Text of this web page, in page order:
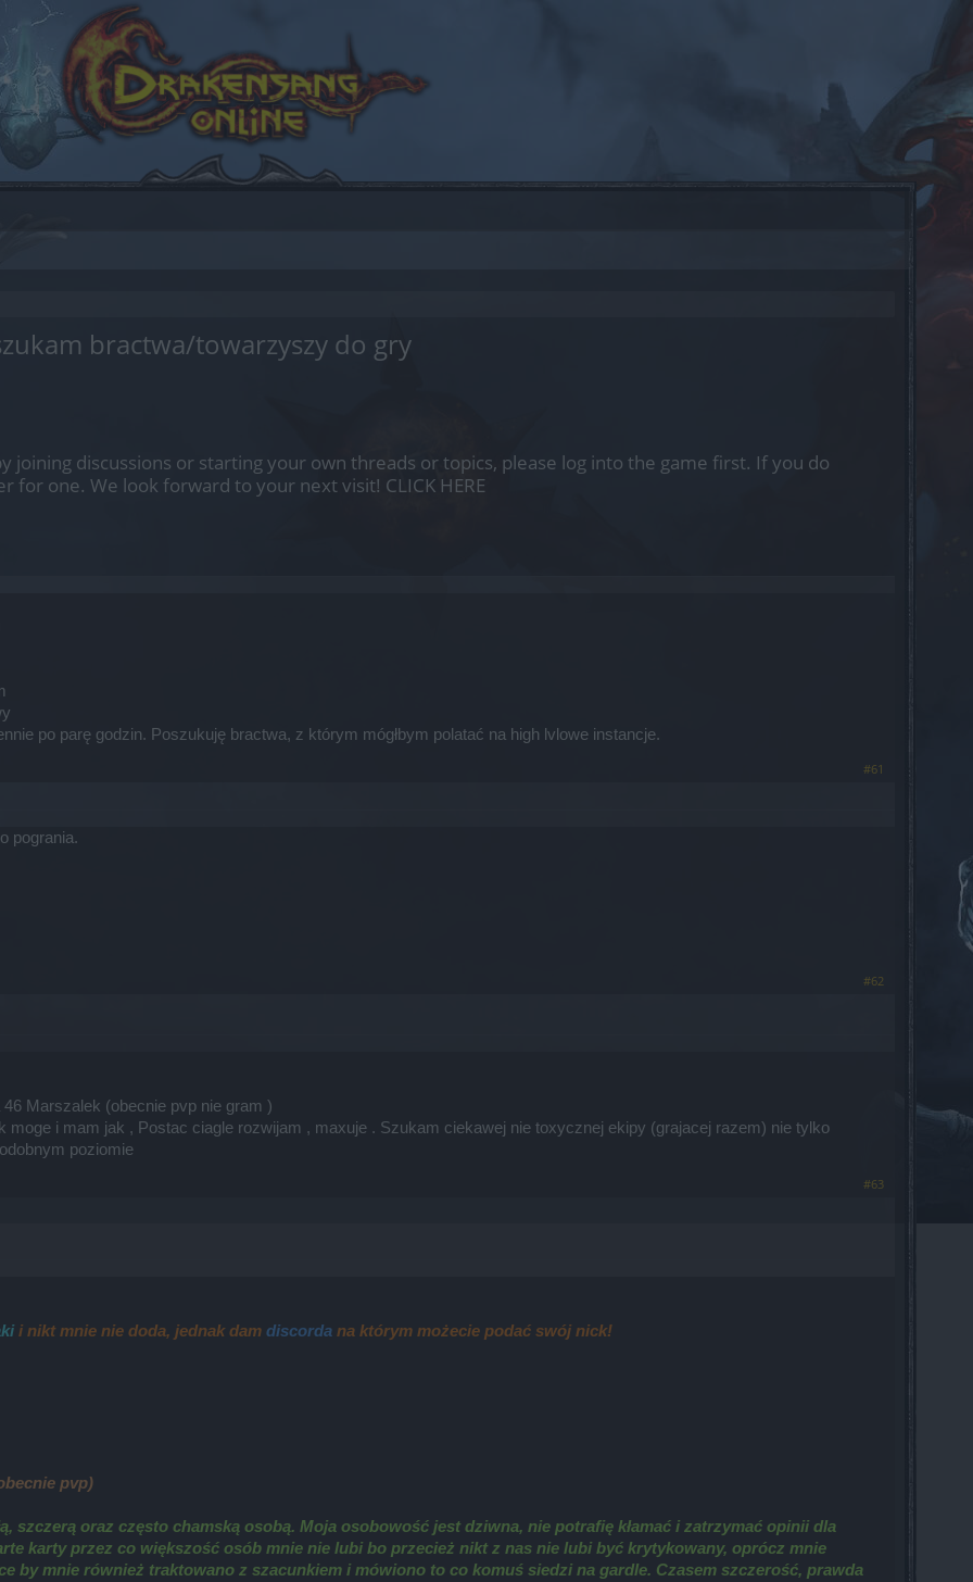
bractwa/towarzyszy do gry
joining discussions or starting your own threads or topics, please log into the game first. If you do
for one. We look forward to your next visit! CLICK HERE
po parę godzin. Poszukuję bractwa, z którym mógłbym polatać na high lvlowe instancje.
#61
pogrania.
#62
Marszalek (obecnie pvp nie gram )
moge i mam jak , Postac ciagle rozwijam , maxuje . Szukam ciekawej nie toxycznej ekipy (grajacej razem) nie tylko
poziomie
#63
i nikt mnie nie doda, jednak dam discorda na którym możecie podać swój nick!
pvp)
szczerą oraz często chamską osobą. Moja osobowość jest dziwna, nie potrafię kłamać i zatrzymać opinii dla
karty przez co większość osób mnie nie lubi bo przecież nikt z nas nie lubi być krytykowany, oprócz mnie
by mnie również traktowano z szacunkiem i mówiono to co komuś siedzi na gardle. Czasem szczerość, prawda